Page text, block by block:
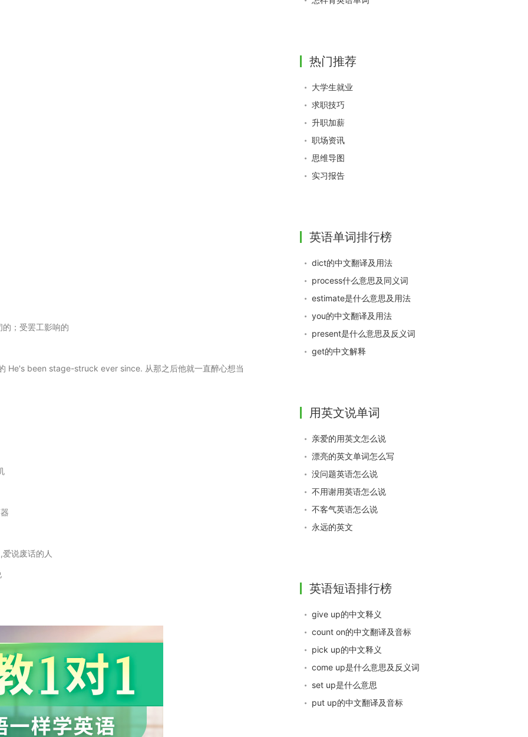
；受罢工影响的
He's been stage-struck ever since. 从那之后他就一直醉心想当
说废话的人
热门推荐
大学生就业
求职技巧
升职加薪
职场资讯
思维导图
实习报告
英语单词排行榜
dict的中文翻译及用法
process什么意思及同义词
estimate是什么意思及用法
you的中文翻译及用法
present是什么意思及反义词
get的中文解释
用英文说单词
亲爱的用英文怎么说
漂亮的英文单词怎么写
没问题英语怎么说
不用谢用英语怎么说
不客气英语怎么说
永远的英文
英语短语排行榜
give up的中文释义
count on的中文翻译及音标
pick up的中文释义
come up是什么意思及反义词
set up是什么意思
put up的中文翻译及音标